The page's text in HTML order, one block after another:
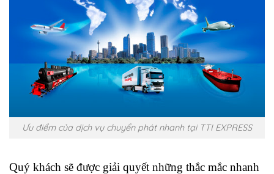
Ưu điểm của dịch vụ chuyển phát nhanh tại TTI EXPRESS
Quý khách sẽ được giải quyết những thắc mắc nhanh